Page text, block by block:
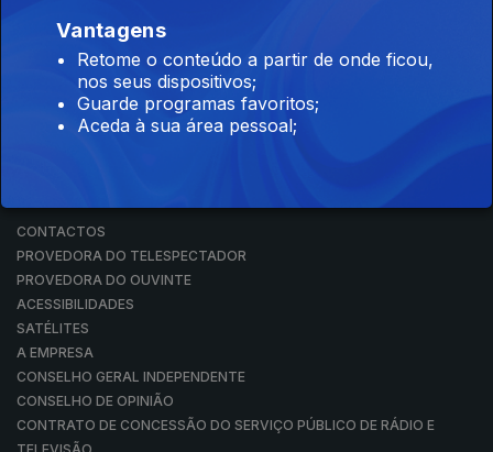
RTP PLAY
EM DIRETO
REVER PROGRAMAS
CONCURSOS
CONTACTOS
PROVEDORA DO TELESPECTADOR
PROVEDORA DO OUVINTE
ACESSIBILIDADES
SATÉLITES
A EMPRESA
CONSELHO GERAL INDEPENDENTE
CONSELHO DE OPINIÃO
CONTRATO DE CONCESSÃO DO SERVIÇO PÚBLICO DE RÁDIO E
Vantagens
Retome o conteúdo a partir de onde ficou,
nos seus dispositivos;
Guarde programas favoritos;
Aceda à sua área pessoal;